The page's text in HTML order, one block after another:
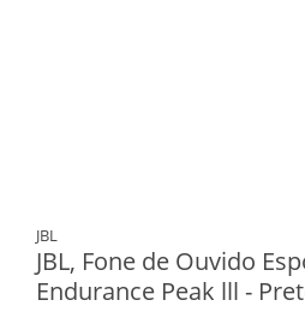
JBL
JBL, Fone de Ouvido
Endurance Peak lll -